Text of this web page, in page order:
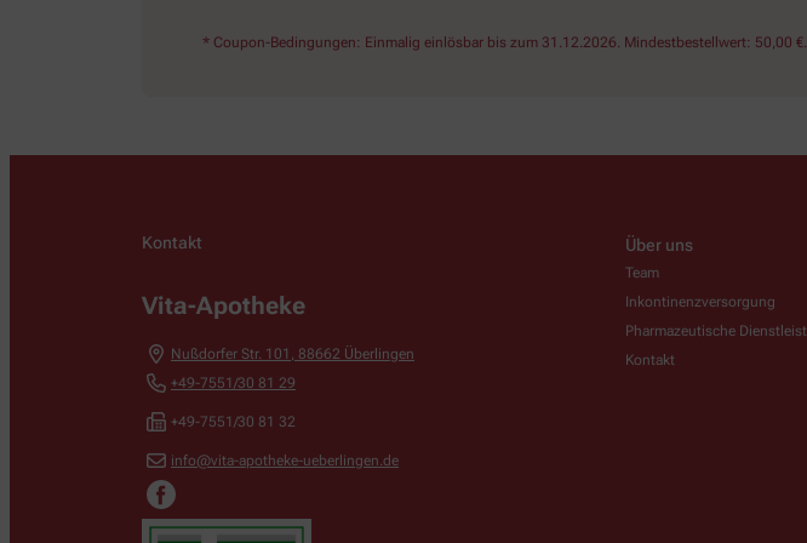
* Coupon-Bedingungen: Einmalig einlösbar bis zum 31.12.2026. Mindestbestellwert: 50,00
Kontakt
Vita-Apotheke
Nußdorfer Str. 101 , 88662 Überlingen
+49-7551/30 81 29
+49-7551/30 81 32
info@vita-apotheke-ueberlingen.de
Über uns
Team
Inkontinenzversorgung
Pharmazeutische
Kontakt